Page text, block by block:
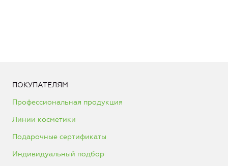
ПОКУПАТЕЛЯМ
Профессиональная продукция
Линии косметики
Подарочные сертификаты
Индивидуальный подбор